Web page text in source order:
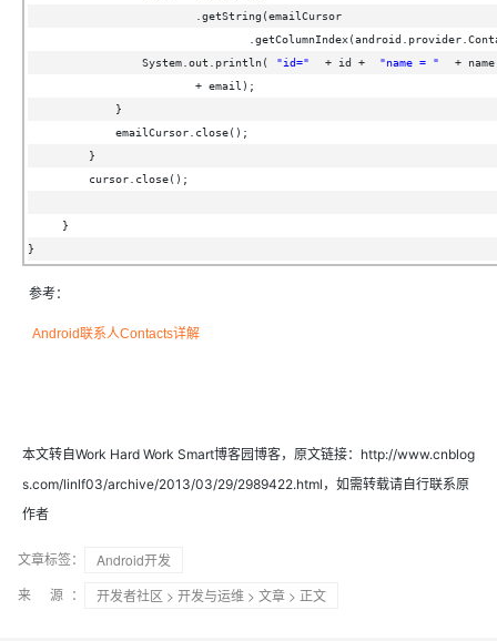
.getString(emailCursor
System.out.println(
"id=" + id + "name = "
+
+ email);
}
emailCursor.close();
}
cursor.close();
}
}
参考：
Android联系人Contacts详解
本文转自Work Hard Work Smart博客园博客，原文链接：http://www.cnblog
s.com/linlf03/archive/2013/03/29/2989422.html，如需转载请自行联系原
作者
文章标签：
Android开发
来 源：
开发者社区 > 开发与运维 > 文章 > 正文